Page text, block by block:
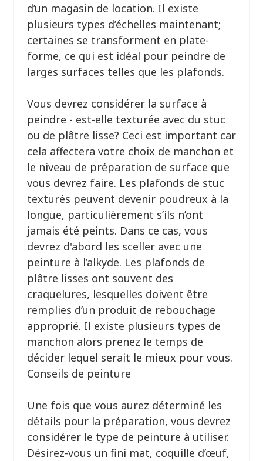
d’un magasin de location. Il existe
plusieurs types d’échelles maintenant;
certaines se transforment en plate-
forme, ce qui est idéal pour peindre de
larges surfaces telles que les plafonds.
Vous devrez considérer la surface à
peindre - est-elle texturée avec du stuc
ou de plâtre lisse? Ceci est important car
cela affectera votre choix de manchon et
le niveau de préparation de surface que
vous devrez faire. Les plafonds de stuc
texturés peuvent devenir poudreux à la
longue, particulièrement s’ils n’ont
jamais été peints. Dans ce cas, vous
devrez d'abord les sceller avec une
peinture à l’alkyde. Les plafonds de
plâtre lisses ont souvent des
craquelures, lesquelles doivent être
remplies d’un produit de rebouchage
approprié. Il existe plusieurs types de
manchon alors prenez le temps de
décider lequel serait le mieux pour vous.
Conseils de peinture
Une fois que vous aurez déterminé les
détails pour la préparation, vous devrez
considérer le type de peinture à utiliser.
Désirez-vous un fini mat, coquille d’œuf,